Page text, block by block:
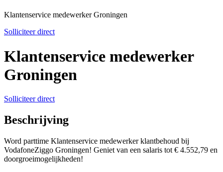
Klantenservice medewerker Groningen
Solliciteer direct
Klantenservice medewerker
Groningen
Solliciteer direct
Beschrijving
Word parttime Klantenservice medewerker klantbehoud bij
VodafoneZiggo Groningen! Geniet van een salaris tot € 4.552,79 en
doorgroeimogelijkheden!